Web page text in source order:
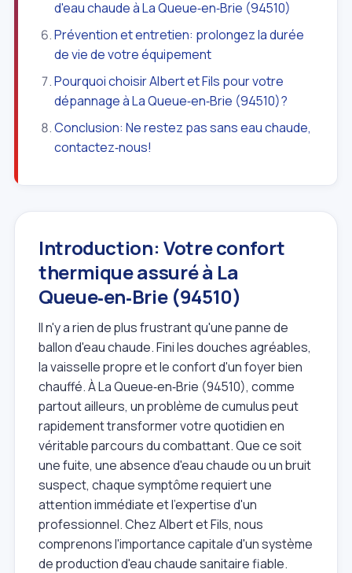
d'eau chaude à La Queue‑en‑Brie (94510)
Prévention et entretien: prolongez la durée
de vie de votre équipement
Pourquoi choisir Albert et Fils pour votre
dépannage à La Queue‑en‑Brie (94510)?
Conclusion: Ne restez pas sans eau chaude,
contactez‑nous!
Introduction: Votre confort
thermique assuré à La
Queue‑en‑Brie (94510)
Il n'y a rien de plus frustrant qu'une panne de
ballon d'eau chaude. Fini les douches agréables,
la vaisselle propre et le confort d'un foyer bien
chauffé. À La Queue‑en‑Brie (94510), comme
partout ailleurs, un problème de cumulus peut
rapidement transformer votre quotidien en
véritable parcours du combattant. Que ce soit
une fuite, une absence d'eau chaude ou un bruit
suspect, chaque symptôme requiert une
attention immédiate et l'expertise d'un
professionnel. Chez Albert et Fils, nous
comprenons l'importance capitale d'un système
de production d'eau chaude sanitaire fiable.